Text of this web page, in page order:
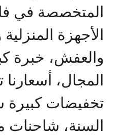
المتخصصة في
الأجهزة
والعفش، خبرة
المجال، أسعارنا
تخفيضات
السنة، شاحنات